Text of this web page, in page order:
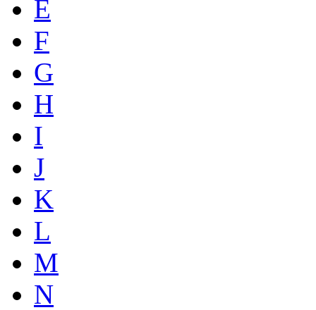
E
F
G
H
I
J
K
L
M
N